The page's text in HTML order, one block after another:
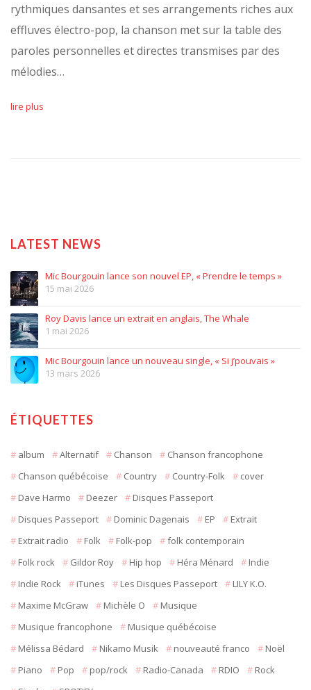
rythmiques dansantes et ses arrangements riches aux
effluves électro-pop, la chanson met sur la table des
paroles personnelles et directes transmises par des
mélodies…
lire plus
LATEST NEWS
Mic Bourgouin lance son nouvel EP, « Prendre le temps »
15 mai 2026
Roy Davis lance un extrait en anglais, The Whale
1 mai 2026
Mic Bourgouin lance un nouveau single, « Si j’pouvais »
13 mars 2026
ÉTIQUETTES
album Alternatif Chanson
Chanson francophone
Chanson québécoise
Country Country-Folk
cover
Dave Harmo
Deezer
Disques Passeport
Disques Passeport
Dominic Dagenais EP
Extrait
Extrait radio
Folk Folk-pop
folk contemporain
Folk rock
Gildor Roy Hip hop Héra Ménard
Indie
Indie Rock
iTunes Les Disques Passeport
LILY K.O.
Maxime McGraw
Michèle O
Musique
Musique francophone
Musique québécoise
Mélissa Bédard
Nikamo Musik nouveauté franco
Noël
Piano
Pop pop/rock Radio-Canada RDIO
Rock